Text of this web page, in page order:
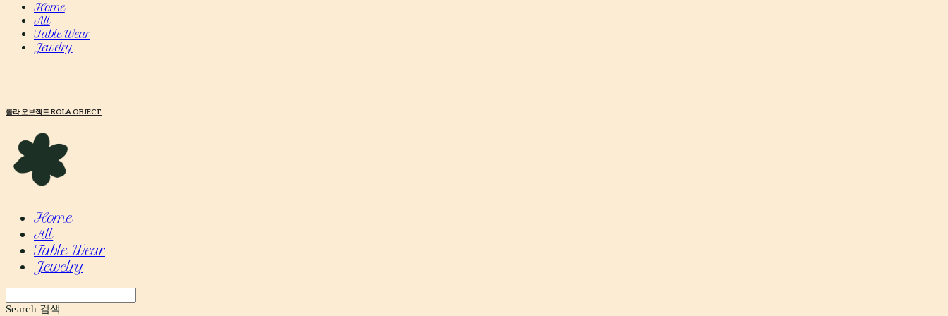
Home
All
Table Wear
Jewelry
롤라 오브젝트 ROLA OBJECT
Home
All
Table Wear
Jewelry
Search 검색